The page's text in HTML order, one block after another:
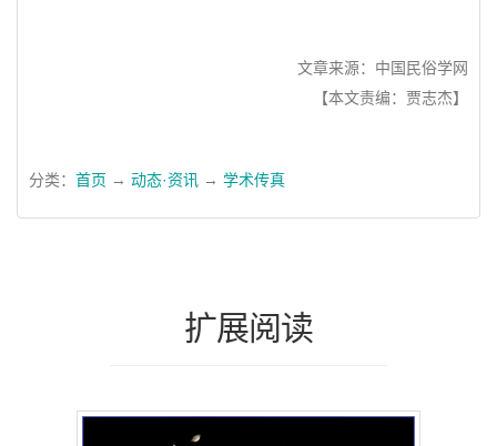
文章来源：中国民俗学网
【本文责编：贾志杰】
分类： 首页 → 动态·资讯 → 学术传真
扩展阅读